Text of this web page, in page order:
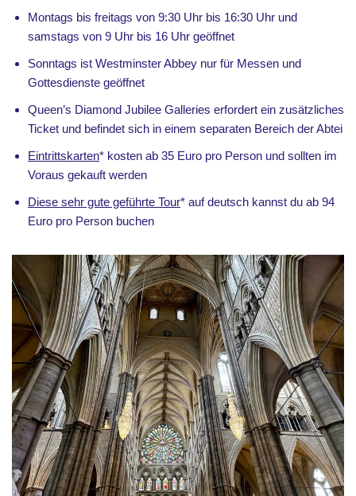
Montags bis freitags von 9:30 Uhr bis 16:30 Uhr und
samstags von 9 Uhr bis 16 Uhr geöffnet
Sonntags ist Westminster Abbey nur für Messen und
Gottesdienste geöffnet
Queen’s Diamond Jubilee Galleries erfordert ein zusätzliches
Ticket und befindet sich in einem separaten Bereich der Abtei
Eintrittskarten* kosten ab 35 Euro pro Person und sollten im
Voraus gekauft werden
Diese sehr gute geführte Tour* auf deutsch kannst du ab 94
Euro pro Person buchen